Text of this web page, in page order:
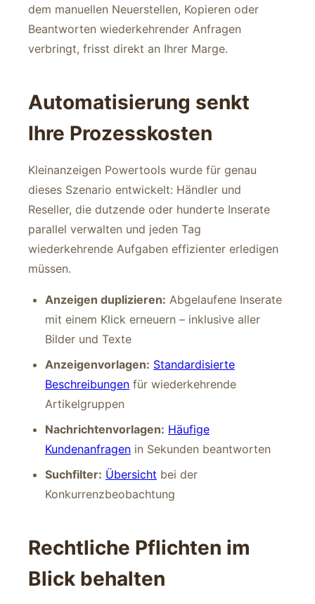
dem manuellen Neuerstellen, Kopieren oder
Beantworten wiederkehrender Anfragen
verbringt, frisst direkt an Ihrer Marge.
Automatisierung senkt
Ihre Prozesskosten
Kleinanzeigen Powertools wurde für genau
dieses Szenario entwickelt: Händler und
Reseller, die dutzende oder hunderte Inserate
parallel verwalten und jeden Tag
wiederkehrende Aufgaben effizienter erledigen
müssen.
Anzeigen duplizieren: Abgelaufene Inserate
mit einem Klick erneuern – inklusive aller
Bilder und Texte
Anzeigenvorlagen: Standardisierte
Beschreibungen für wiederkehrende
Artikelgruppen
Nachrichtenvorlagen: Häufige
Kundenanfragen in Sekunden beantworten
Suchfilter: Übersicht bei der
Konkurrenzbeobachtung
Rechtliche Pflichten im
Blick behalten